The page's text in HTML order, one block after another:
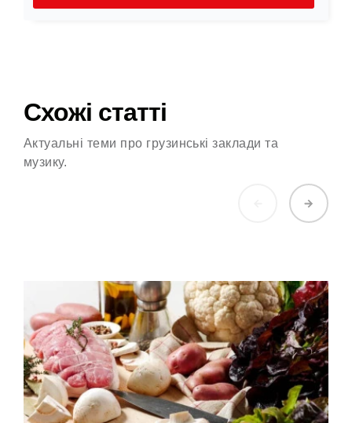
Схожі статті
Актуальні теми про грузинські заклади та
музику.